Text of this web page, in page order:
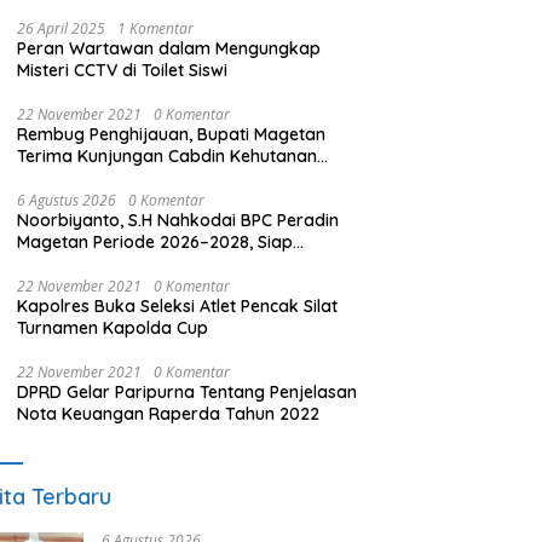
26 April 2025 1 Komentar
Peran Wartawan dalam Mengungkap
Misteri CCTV di Toilet Siswi
22 November 2021 0 Komentar
Rembug Penghijauan, Bupati Magetan
Terima Kunjungan Cabdin Kehutanan
6 Agustus 2026 0 Komentar
Noorbiyanto, S.H Nahkodai BPC Peradin
Magetan Periode 2026–2028, Siap
22 November 2021 0 Komentar
Kapolres Buka Seleksi Atlet Pencak Silat
Turnamen Kapolda Cup
22 November 2021 0 Komentar
DPRD Gelar Paripurna Tentang Penjelasan
Nota Keuangan Raperda Tahun 2022
Terbaru